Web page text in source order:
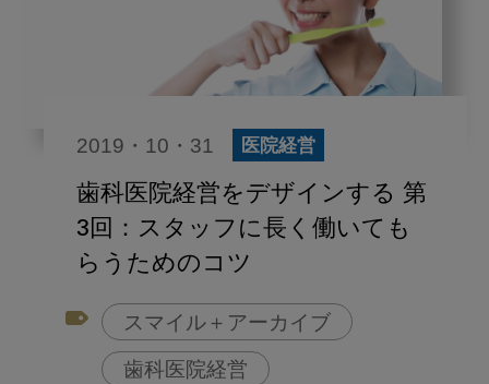
2019・10・31 医院経営
歯科医院経営をデザインする 第
3回：スタッフに長く働いても
らうためのコツ
スマイル＋アーカイブ
歯科医院経営